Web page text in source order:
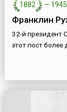
1882 — 1945
Франклин
32-й президент
этот пост более